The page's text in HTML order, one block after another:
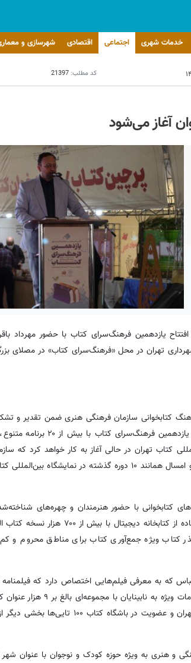
خدمات شهری اجتماعی اقتصادی شهرسازی و
کد مطلب: 21397
آغاز می‌شود
یازدهمین فرهنگ‌سرای کتاب با حضور مهرداد
تهران در محل «فرهنگ‌سرای کتاب» در مصلای
کتابخوانی سازمان فرهنگی‌ هنری ضمن تقدیر و
دست‌اندرکاران در برپایی باشکوه یازدهمین
کتاب تهران در حالی آغاز به کار خواهد کرد که
شهرداری تهران به عنوان متولی امر کتابخوانی در شهرداری تهران است و امسال همانند ۱۰ دوره
کتابخوانی با حضور هنرمندان و چهره‌های
رایگان کتابخانه‌های سازمان فرهنگی هنری شهرداری تهران، امکان
کتاب ویژه جمع‌آوری کتاب برای مناطق محروم و
که به معرفی فیلم‌هایی اختصاص دارد که فیلمنامه
کتاب است، همچنین برنامه دستان بینا با معرفی
جلد کتاب به خط بریل، کارگاه صحافی، معرفی فعالیت‌های باغ کتاب
و هنری به ویژه حوزه کودک و نوجوان با عنوان شهر